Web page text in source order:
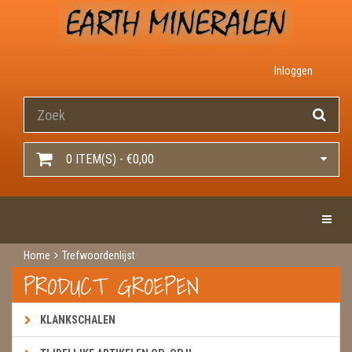
Inloggen
0 ITEM(S) - €0,00
Home Trefwoordenlijst
PRODUCT GROEPEN
KLANKSCHALEN